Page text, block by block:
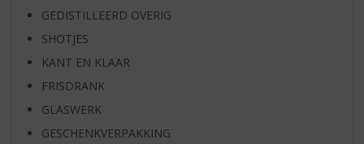
GEDISTILLEERD OVERIG
SHOTJES
KANT EN KLAAR
FRISDRANK
GLASWERK
GESCHENKVERPAKKING